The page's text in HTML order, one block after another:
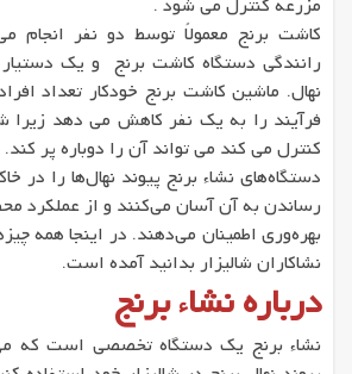
کاشت برنج معمولاً توسط دو نفر
رانندگی دستگاه کاشت برنج و یک
نهال. ماشین کاشت برنج خودکار تعداد
فرآیند را به یک نفر کاهش می دهد
کنترل می کند می تواند آن را دوباره پر کند.
دستگاه‌های نشاء برنج پیوند نهال‌ها را
رساندن به آن آسان می‌کنند و از عملکرد
بهره‌وری اطمینان می‌دهند. در اینجا همه
نشاکاران شالیزار بدانید آمده است.
درباره نشاء برنج
نشاء برنج یک دستگاه تخصصی است که